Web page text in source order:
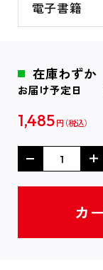
電子書籍
在庫わずか
お届け予定日
1,485 円